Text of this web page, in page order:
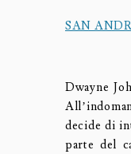
SAN
Dwayne
decide di
parte del